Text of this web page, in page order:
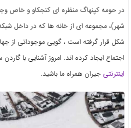
در حومه کپنهاگ منظره ای کنجکاو و خاص
شهر)، مجموعه ای از خانه ها که در داخل
شکل قرار گرفته است ، گویی موجوداتی از
اجتماع ایجاد کرده اند. امروز آشنایی با
اینترنتی جیران همراه ما باشید.